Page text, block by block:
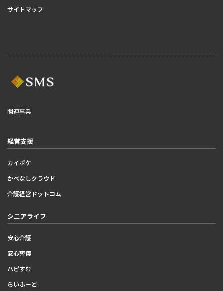
サイトマップ
関連事業
経営支援
カイポケ
かべなしクラウド
介護経営ドットコム
シニアライフ
安心介護
安心葬儀
ハピすむ
らいふーど